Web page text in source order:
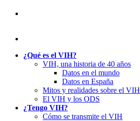
¿Qué es el VIH?
VIH, una historia de 40 años
Datos en el mundo
Datos en España
Mitos y realidades sobre el VIH
El VIH y los ODS
¿Tengo VIH?
Cómo se transmite el VIH